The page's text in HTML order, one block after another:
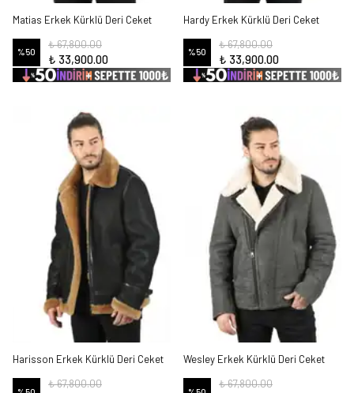
Matias Erkek Kürklü Deri Ceket
%50
₺ 67,800.00
₺ 33,900.00
Hardy Erkek Kürklü Deri Ceket
%50
₺ 67,800.00
₺ 33,900.00
Harisson Erkek Kürklü Deri Ceket
₺ 67,800.00
Wesley Erkek Kürklü Deri Ceket
₺ 67,800.00